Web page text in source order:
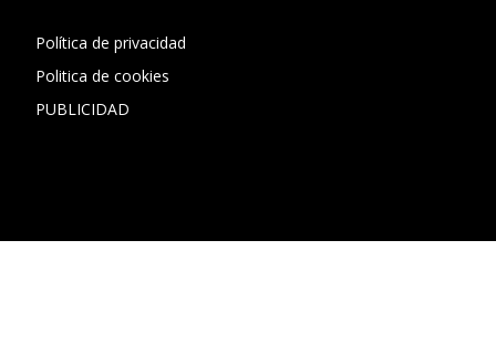
Política de privacidad
Politica de cookies
PUBLICIDAD